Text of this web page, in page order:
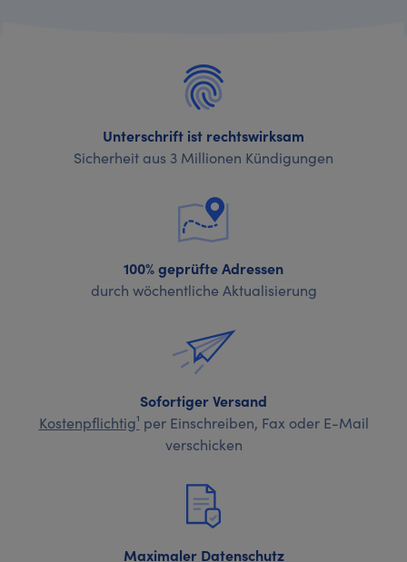
Unterschrift ist rechtswirksam
Sicherheit aus 3 Millionen Kündigungen
100% geprüfte Adressen
durch wöchentliche Aktualisierung
Sofortiger Versand
Kostenpflichtig¹ per Einschreiben, Fax oder E-Mail
verschicken
Maximaler Datenschutz